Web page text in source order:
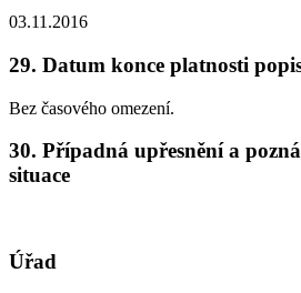
03.11.2016
29. Datum konce platnosti
Bez časového omezení.
30. Případná upřesnění a
situace
Úřad